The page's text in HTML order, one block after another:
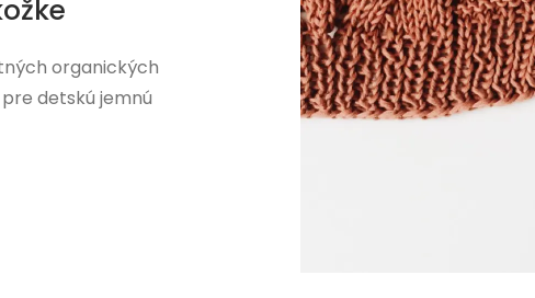
organických
detskú jemnú